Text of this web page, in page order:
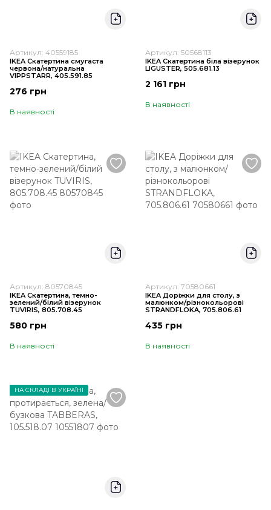
Артикул: 40559185
IKEA Скатертина смугаста
червона/натуральна
VIPPSTARR, 405.591.85
276 грн
В наявності
Артикул: 50568113
IKEA Скатертина біла візерунок
LIGUSTER, 505.681.13
2 161 грн
В наявності
Артикул: 80570845
IKEA Скатертина, темно-
зелений/білий візерунок
TUVIRIS, 805.708.45
580 грн
В наявності
Артикул: 70580661
IKEA Доріжки для столу, з
малюнком/різнокольорові
STRANDFLOKA, 705.806.61
435 грн
В наявності
НА СКЛАДІ В УКРАЇНІ